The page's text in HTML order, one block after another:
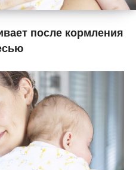
после кормления